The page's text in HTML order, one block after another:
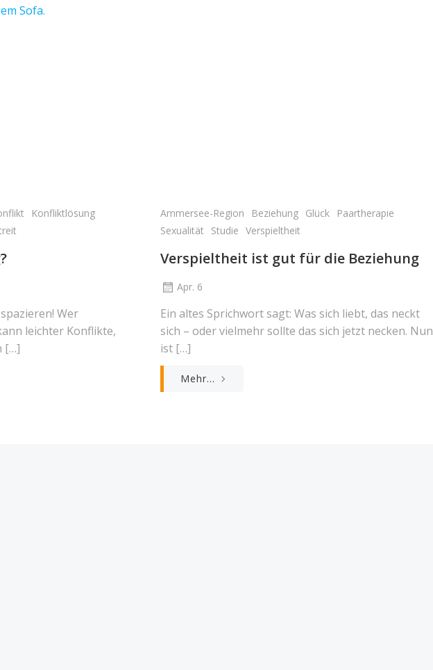
Konfliktlösung
Wer
leichter Konflikte,
[…]
Ammersee-Region Beziehung Glück
Paartherapie
Sexualität
Studie Verspieltheit
Verspieltheit ist gut für die Beziehung
Apr. 6
Ein altes Sprichwort sagt: Was sich liebt, das neckt
sich – oder vielmehr sollte das sich jetzt necken. Nun
ist […]
Mehr...